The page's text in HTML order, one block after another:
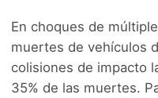
En choques de
muertes de vehículos
colisiones de impacto
35% de las muertes.